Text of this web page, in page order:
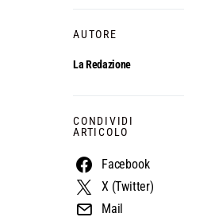
AUTORE
La Redazione
CONDIVIDI
ARTICOLO
Facebook
X (Twitter)
Mail